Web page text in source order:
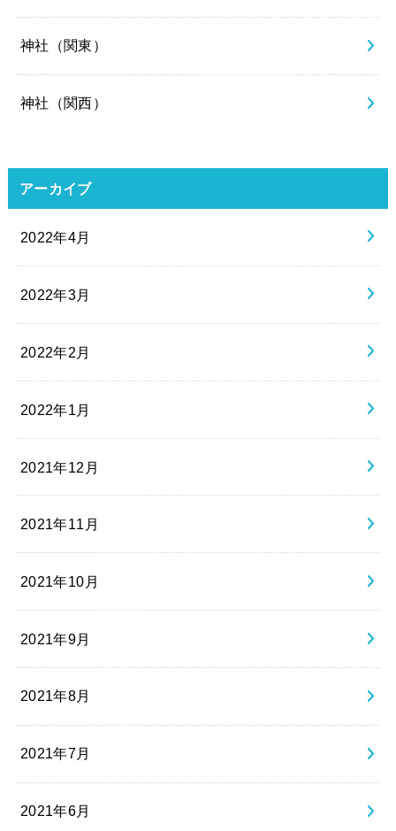
神社（関東）
神社（関西）
アーカイブ
2022年4月
2022年3月
2022年2月
2022年1月
2021年12月
2021年11月
2021年10月
2021年9月
2021年8月
2021年7月
2021年6月